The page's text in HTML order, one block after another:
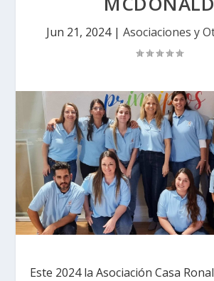
Jun 21, 2024| Asociaciones y
Este 2024 la Asociación Casa